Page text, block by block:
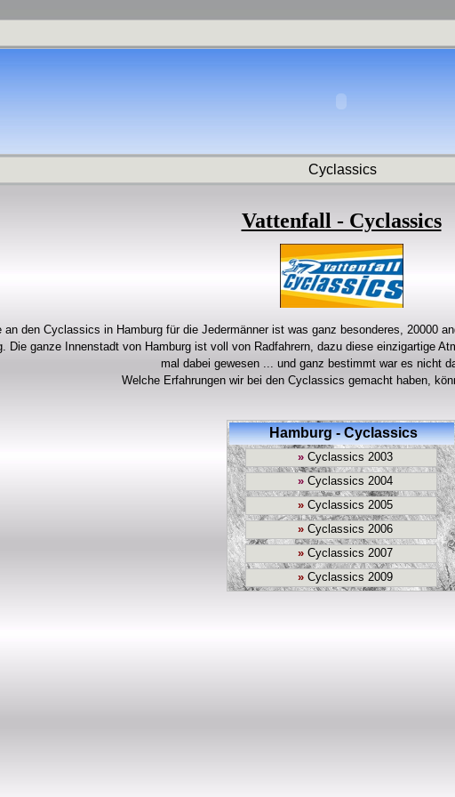
Cyclassics
Vattenfall - Cyclassics
an den Cyclassics in Hamburg für die Jedermänner ist was ganz besonderes, 20000
Die ganze Innenstadt von Hamburg ist voll von Radfahrern, dazu diese einzigartige
mal dabei gewesen ... und ganz bestimmt war es nicht
Welche Erfahrungen wir bei den Cyclassics gemacht haben,
Hamburg - Cyclassics
»Cyclassics 2003
»Cyclassics 2004
»Cyclassics 2005
»Cyclassics 2006
»Cyclassics 2007
»Cyclassics 2009